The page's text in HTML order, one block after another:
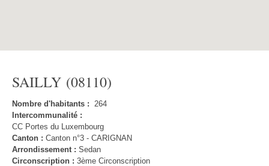
SAILLY (08110)
Nombre d'habitants : 264
Intercommunalité :
CC Portes du Luxembourg
Canton : Canton n°3 - CARIGNAN
Arrondissement : Sedan
Circonscription : 3ème Circonscription